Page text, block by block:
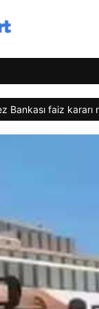
Bankası faiz kararı